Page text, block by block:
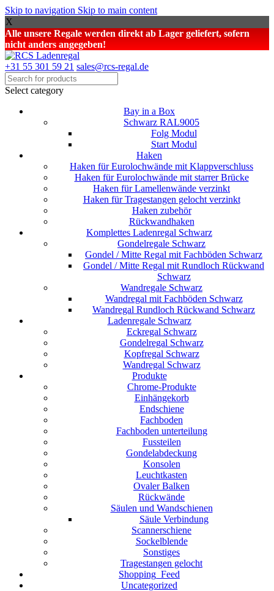
Skip to navigation Skip to main content
X
Alle unsere Regale werden direkt ab Lager geliefert, sofern
nicht anders angegeben!
+31 55 301 59 21 sales@rcs-regal.de
Select category
Bay in a Box
Schwarz RAL9005
Folg Modul
Start Modul
Haken
Haken für Eurolochwände mit Klappverschluss
Haken für Eurolochwände mit starrer Brücke
Haken für Lamellenwände verzinkt
Haken für Tragestangen gelocht verzinkt
Haken zubehör
Rückwandhaken
Komplettes Ladenregal Schwarz
Gondelregale Schwarz
Gondel / Mitte Regal mit Fachböden Schwarz
Gondel / Mitte Regal mit Rundloch Rückwand
Schwarz
Wandregale Schwarz
Wandregal mit Fachböden Schwarz
Wandregal Rundloch Rückwand Schwarz
Ladenregale Schwarz
Eckregal Schwarz
Gondelregal Schwarz
Kopfregal Schwarz
Wandregal Schwarz
Produkte
Chrome-Produkte
Einhängekorb
Endschiene
Fachboden
Fachboden unterteilung
Fussteilen
Gondelabdeckung
Konsolen
Leuchtkasten
Ovaler Balken
Rückwände
Säulen und Wandschienen
Säule Verbindung
Scannerschiene
Sockelblende
Sonstiges
Tragestangen gelocht
Shopping_Feed
Uncategorized